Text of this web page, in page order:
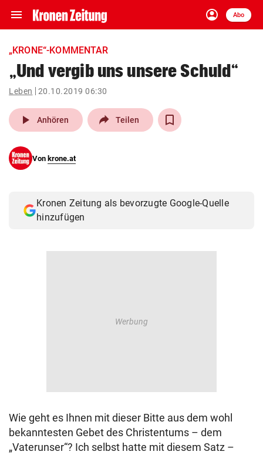
menu Navigation
ein-/ausklappen
account_circle
Anmelden
Abo
close Schließen
account_circle Anmelden
pin_drop
arrow_right
bookmark Merkliste
search
Suchbegriff
eingeben
„KRONE“-KOMMENTAR
„Und vergib uns unsere Schuld“
Leben 20.10.2019 06:30
play_arrow Anhören Teilen
Von krone.at
Kronen Zeitung als bevorzugte Google-Quelle
hinzufügen
Wie geht es Ihnen mit dieser Bitte aus dem wohl
bekanntesten Gebet des Christentums – dem
„Vaterunser“? Ich selbst hatte mit diesem Satz –